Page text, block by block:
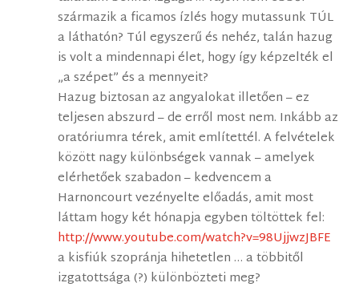
származik a ficamos ízlés hogy mutassunk TÚL
a láthatón? Túl egyszerű és nehéz, talán hazug
is volt a mindennapi élet, hogy így képzelték el
„a szépet” és a mennyeit?
Hazug biztosan az angyalokat illetően – ez
teljesen abszurd – de erről most nem. Inkább az
oratóriumra térek, amit említettél. A felvételek
között nagy különbségek vannak – amelyek
elérhetőek szabadon – kedvencem a
Harnoncourt vezényelte előadás, amit most
láttam hogy két hónapja egyben töltöttek fel:
http://www.youtube.com/watch?v=98UjjwzJBFE
a kisfiúk szopránja hihetetlen … a többitől
izgatottsága (?) különbözteti meg?